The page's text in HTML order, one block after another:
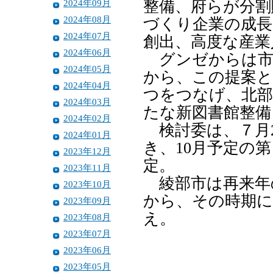
2024年09月
2024年08月
2024年07月
2024年06月
2024年05月
2024年04月
2024年03月
2024年02月
2024年01月
2023年12月
2023年11月
2023年10月
2023年09月
2023年08月
2023年07月
2023年06月
2023年05月
整備、府らが分
づくり企業の成
創出、高度な産
グンゼからは
から、この提案
つをつなげ、北
たな新図書館整
検討委は、７月
き、10月予定の
定。
綾部市は再来年
から、その時期
え。